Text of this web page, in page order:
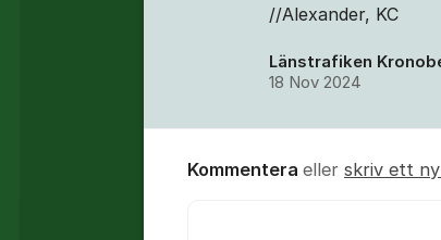
//Alexander, KC
Länstrafiken
18 Nov 2024
Kommentera eller skriv ett